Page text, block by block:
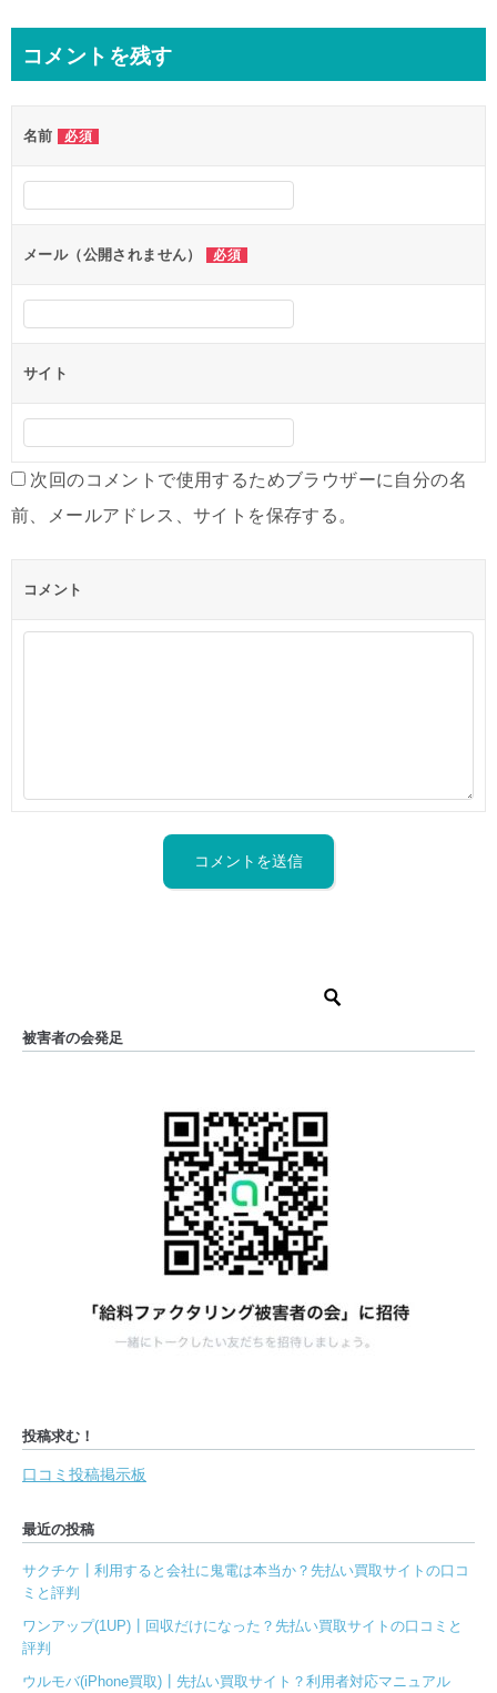
ビ
ー
シ
ョ
ン
コメントを残す
名前 必須
メール（公開されません） 必須
サイト
次回のコメントで使用するためブラウザーに自分の名
前、メールアドレス、サイトを保存する。
コメント
被害者の会発足
投稿求む！
口コミ投稿掲示板
最近の投稿
サクチケ┃利用すると会社に鬼電は本当か？先払い買取サイトの口コ
ミと評判
ワンアップ(1UP)┃回収だけになった？先払い買取サイトの口コミと
評判
ウルモバ(iPhone買取)┃先払い買取サイト？利用者対応マニュアル